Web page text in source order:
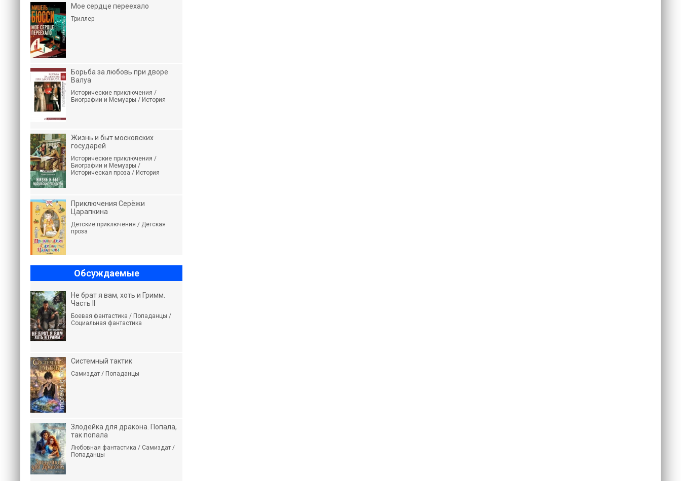
Мое сердце переехало
Триллер
Борьба за любовь при дворе
Валуа
Исторические приключения /
Биографии и Мемуары / История
Жизнь и быт московских
государей
Исторические приключения /
Биографии и Мемуары /
Историческая проза / История
Приключения Серёжи
Царапкина
Детские приключения / Детская
проза
Обсуждаемые
Не брат я вам, хоть и Гримм.
Часть II
Боевая фантастика / Попаданцы /
Социальная фантастика
Системный тактик
Самиздат / Попаданцы
Злодейка для дракона. Попала,
так попала
Любовная фантастика / Самиздат /
Попаданцы